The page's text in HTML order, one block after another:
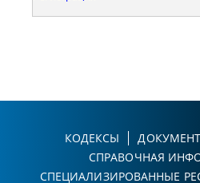
КОДЕКСЫ
СПРАВОЧНАЯ
СПЕЦИАЛИЗИРОВАННЫЕ